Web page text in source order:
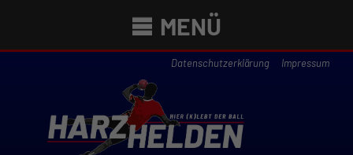
MENÜ
Datenschutzerklärung Impressum